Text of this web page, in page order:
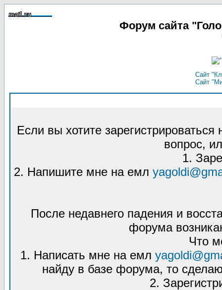
Форум сайта
Сайт
Сайт
Если вы хотите
вопрос,
1.
2. Напишите мне на емл
После недавнего падения и
форума
Что
1. Написать мне на емл
найду в базе форума, то
2.